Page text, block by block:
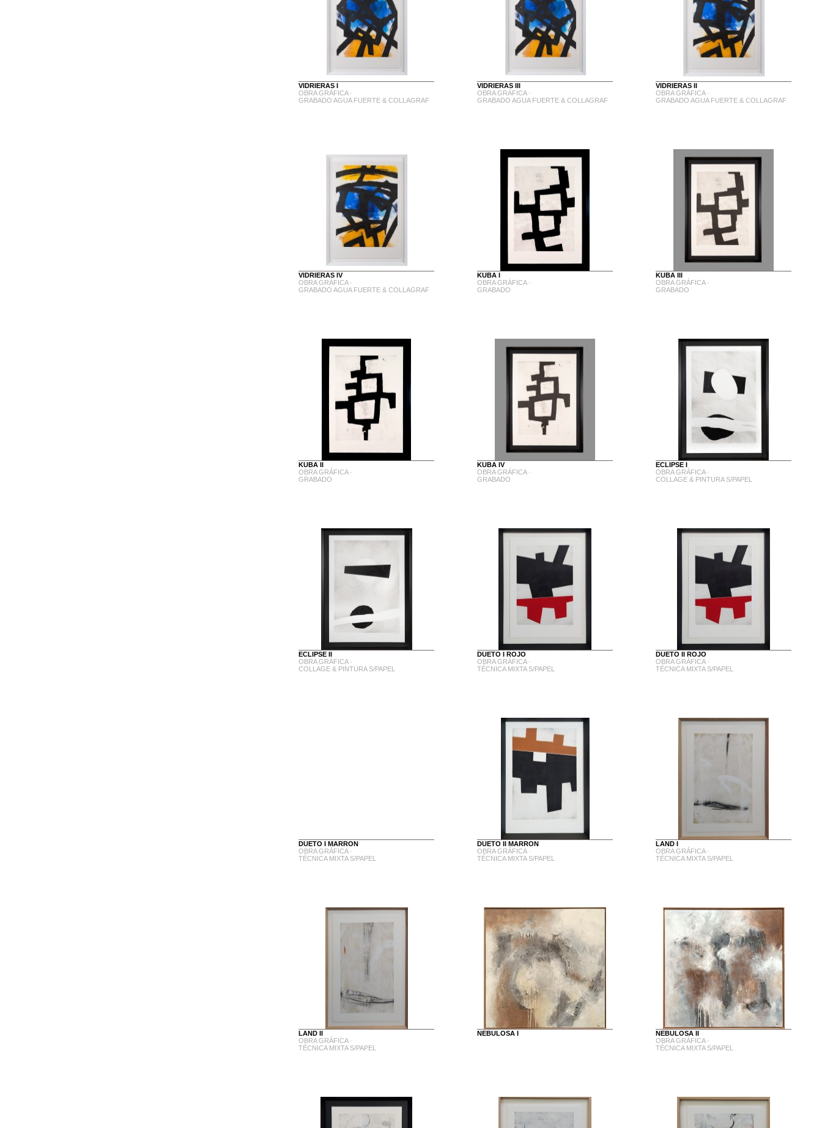
VIDRIERAS I
OBRA GRÁFICA ·
GRABADO AGUA FUERTE & COLLAGRAF
VIDRIERAS III
OBRA GRÁFICA ·
GRABADO AGUA FUERTE & COLLAGRAF
VIDRIERAS II
OBRA GRÁFICA ·
GRABADO AGUA FUERTE & COLLAGRAF
VIDRIERAS IV
OBRA GRÁFICA ·
GRABADO AGUA FUERTE & COLLAGRAF
KUBA I
OBRA GRÁFICA ·
GRABADO
KUBA III
OBRA GRÁFICA ·
GRABADO
KUBA II
OBRA GRÁFICA ·
GRABADO
KUBA IV
OBRA GRÁFICA ·
GRABADO
ECLIPSE I
OBRA GRÁFICA ·
COLLAGE & PINTURA S/PAPEL
ECLIPSE II
OBRA GRÁFICA ·
COLLAGE & PINTURA S/PAPEL
DUETO I ROJO
OBRA GRÁFICA ·
TÉCNICA MIXTA S/PAPEL
DUETO II ROJO
OBRA GRÁFICA ·
TÉCNICA MIXTA S/PAPEL
DUETO I MARRON
OBRA GRÁFICA ·
TÉCNICA MIXTA S/PAPEL
DUETO II MARRON
OBRA GRÁFICA ·
TÉCNICA MIXTA S/PAPEL
LAND I
OBRA GRÁFICA ·
TÉCNICA MIXTA S/PAPEL
LAND II
OBRA GRÁFICA ·
TÉCNICA MIXTA S/PAPEL
NEBULOSA I
NEBULOSA II
OBRA GRÁFICA ·
TÉCNICA MIXTA S/PAPEL